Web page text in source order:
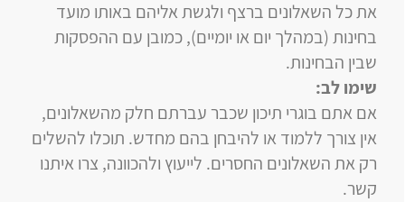
את כל השאלונים ברצף ולגשת אליהם באותו מועד
בחינות (במהלך יום או יומיים), כמובן עם ההפסקות
שבין הבחינות.
שימו לב:
אם אתם בוגרי תיכון שכבר עברתם חלק מהשאלונים,
אין צורך ללמוד או להיבחן בהם מחדש. תוכלו להשלים
רק את השאלונים החסרים. לייעוץ ולהכוונה, צרו איתנו
קשר.